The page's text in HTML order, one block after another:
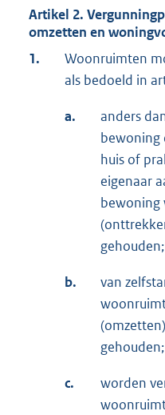
Artikel 2.
omzetten en
1.
Woonruimten
als bedoeld in
a.
anders
bewoning
huis of
eigenaar
gehouden;
b.
van
gehouden;
c.
worden